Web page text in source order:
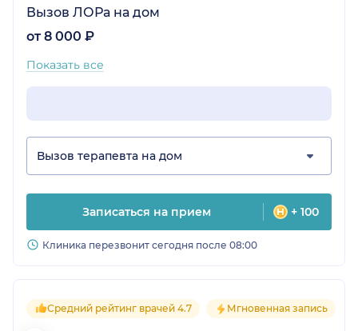
Вызов ЛОРа на дом
от 8 000 ₽
Показать все
Вызов терапевта на дом
Записаться на прием + 100
Клиника перезвонит сегодня после 08:00
Средний рейтинг врачей 4.7 Мгновенная запись